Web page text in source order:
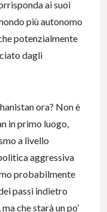
ai suoi
più autonomo
potenzialmente
dagli
ora? Non è
in primo luogo,
a livello
aggressiva
probabilmente
passi indietro
che starà un po’